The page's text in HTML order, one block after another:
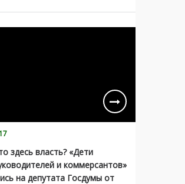
здесь власть? «Дети
и коммерсантов»
на депутата Госдумы от